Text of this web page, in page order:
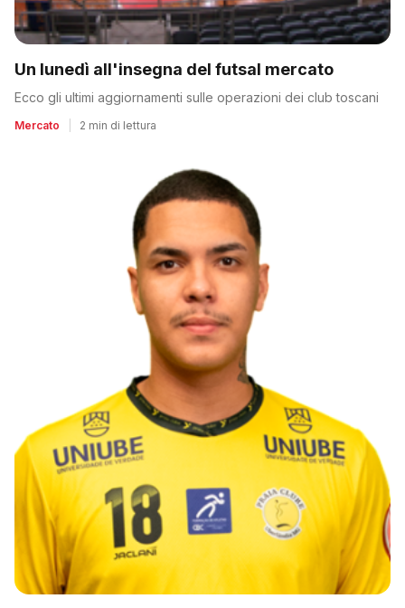
Un lunedì all'insegna del futsal mercato
Ecco gli ultimi aggiornamenti sulle operazioni dei club toscani
Mercato 2 min di lettura